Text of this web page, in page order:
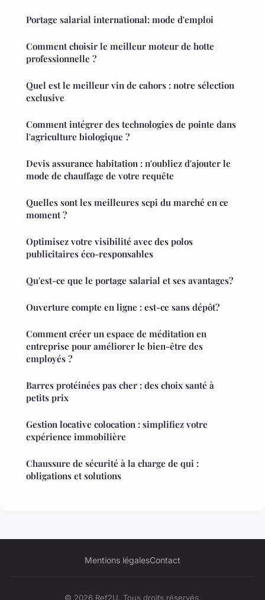
Portage salarial international: mode d'emploi
Comment choisir le meilleur moteur de hotte
professionnelle ?
Quel est le meilleur vin de cahors : notre sélection
exclusive
Comment intégrer des technologies de pointe dans
l'agriculture biologique ?
Devis assurance habitation : n'oubliez d'ajouter le
mode de chauffage de votre requête
Quelles sont les meilleures scpi du marché en ce
moment ?
Optimisez votre visibilité avec des polos
publicitaires éco-responsables
Qu'est-ce que le portage salarial et ses avantages?
Ouverture compte en ligne : est-ce sans dépôt?
Comment créer un espace de méditation en
entreprise pour améliorer le bien-être des
employés ?
Barres protéinées pas cher : des choix santé à
petits prix
Gestion locative colocation : simplifiez votre
expérience immobilière
Chaussure de sécurité à la charge de qui :
obligations et solutions
Mentions légalesContact
© 2026 Ref2U. Tous droits réservés.